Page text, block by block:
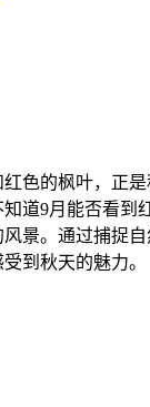
色的枫叶，正
道9月能否看到
景。通过捕捉
到秋天的魅力。